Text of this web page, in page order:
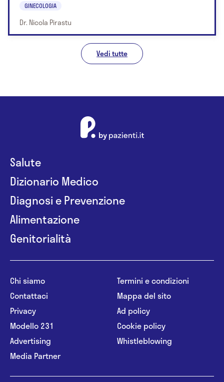
GINECOLOGIA
Dr. Nicola Pirastu
Vedi tutte
Salute
Dizionario Medico
Diagnosi e Prevenzione
Alimentazione
Genitorialità
Chi siamo
Contattaci
Privacy
Modello 231
Advertising
Media Partner
Termini e condizioni
Mappa del sito
Ad policy
Cookie policy
Whistleblowing